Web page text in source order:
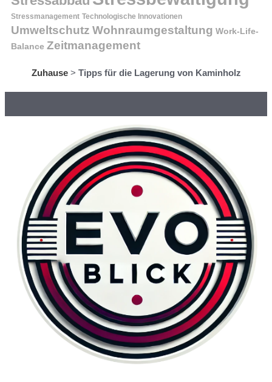
Stressmanagement Technologische Innovationen
Umweltschutz Wohnraumgestaltung Work-Life-
Balance Zeitmanagement
Zuhause> Tipps für die Lagerung von Kaminholz